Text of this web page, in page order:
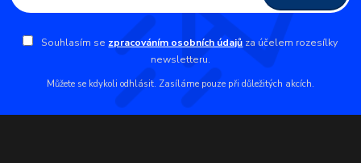
Souhlasím se zpracováním osobních údajů za účelem rozesílky
newsletteru.
Můžete se kdykoli odhlásit. Zasíláme pouze při důležitých akcích.